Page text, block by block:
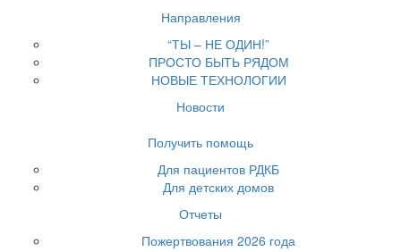
Направления
“ТЫ – НЕ ОДИН!”
ПРОСТО БЫТЬ РЯДОМ
НОВЫЕ ТЕХНОЛОГИИ
Новости
Получить помощь
Для пациентов РДКБ
Для детских домов
Отчеты
Пожертвования 2026 года